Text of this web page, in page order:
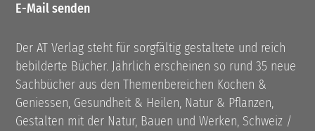
E-Mail senden
Der AT Verlag steht für sorgfältig gestaltete und reich
bebilderte Bücher. Jährlich erscheinen so rund 35 neue
Sachbücher aus den Themenbereichen Kochen &
Geniessen, Gesundheit & Heilen, Natur & Pflanzen,
Gestalten mit der Natur, Bauen und Werken, Schweiz /